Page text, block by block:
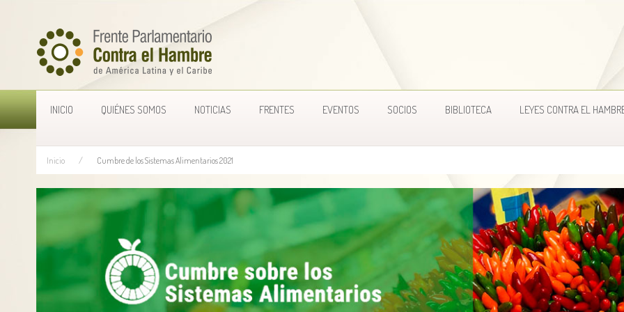
INICIO QUIÉNES SOMOS NOTICIAS FRENTES EVENTOS SOCIOS BIBLIOTECA LEYES CONTRA EL
Inicio Cumbre de los Sistemas Alimentarios 2021